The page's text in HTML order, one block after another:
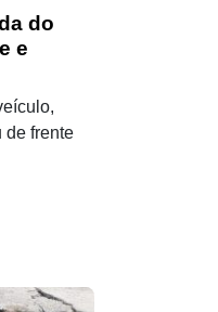
do
e
de frente